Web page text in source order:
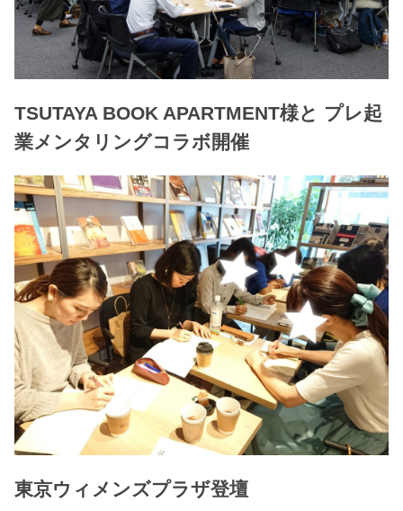
TSUTAYA BOOK APARTMENT様と プレ起
業メンタリングコラボ開催
東京ウィメンズプラザ登壇